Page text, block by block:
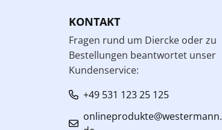
KONTAKT
Fragen rund um Diercke oder zu
Bestellungen beantwortet unser
Kundenservice:
+49 531 123 25 125
onlineprodukte@westermann.